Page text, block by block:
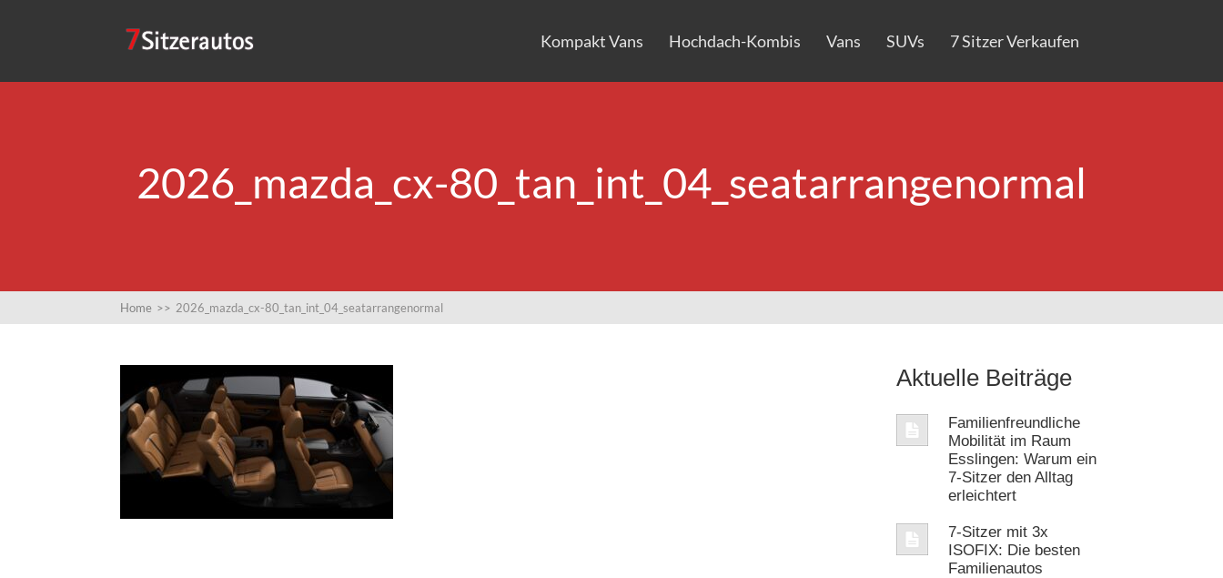
Kompakt Vans Hochdach-Kombis Vans SUVs 7 Sitzer Verkaufen
2026_mazda_cx-80_tan_int_04_seatarrangenormal
Home >> 2026_mazda_cx-80_tan_int_04_seatarrangenormal
Aktuelle Beiträge
Familienfreundliche
Mobilität im Raum
Esslingen: Warum ein
7‑Sitzer den Alltag
erleichtert
7-Sitzer mit 3x
ISOFIX: Die besten
Familienautos